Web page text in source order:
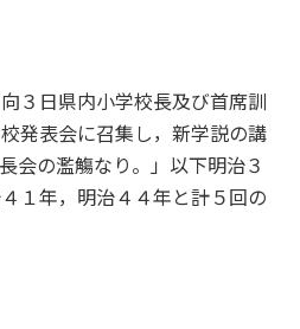
３日県内小学校長及び首席訓
発表会に召集し，新学説の講
会の濫觴なり。」以下明治３
１年，明治４４年と計５回の